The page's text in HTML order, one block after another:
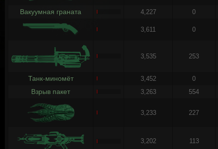
Вакуумная граната 4,227 0
3,611 0
3,535 253
Танк-миномёт 3,452 0
Взрыв пакет 3,263 554
3,233 227
3,202 113